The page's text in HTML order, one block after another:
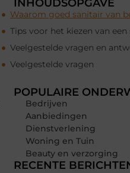
INHOUDSOPGAVE
Waarom goed sanitair van
Tips voor het kiezen van
Veelgestelde vragen en
Veelgestelde vragen
POPULAIRE
Bedrijven
Aanbiedingen
Dienstverlening
Woning en Tuin
Beauty en verzorging
RECENTE